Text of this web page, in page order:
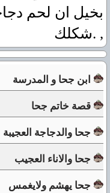
شكلك. ,
ابن جحا و المدرسة
قصة خاتم جحا
جحا والدجاجة العجيبة
جحا والاناء العجيب
جحا يهشم ولايغمس